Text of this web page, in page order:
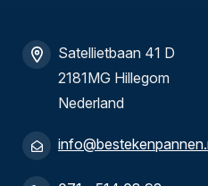
Satellietbaan 41 D
2181MG Hillegom
Nederland